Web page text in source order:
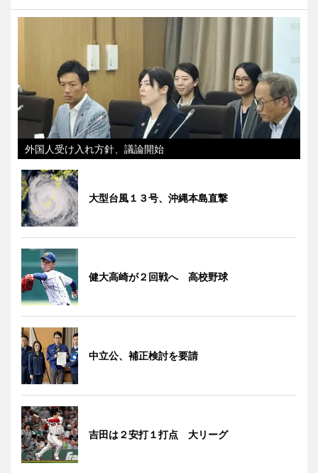
外国人受け入れ方針、議論開始
大型台風１３号、沖縄本島直撃
健大高崎が２回戦へ 高校野球
中立公、補正検討を要請
吉田は２安打１打点 大リーグ